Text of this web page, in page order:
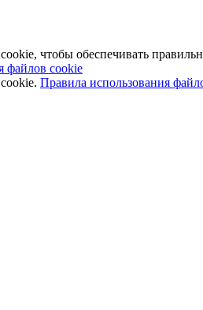
чтобы обеспечивать
файлов cookie
Правила использования